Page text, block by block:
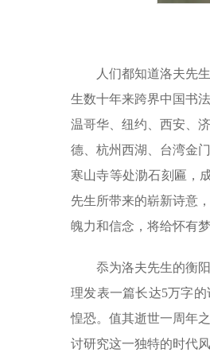
人们都知道洛夫先生
生数十年来跨界中国书
温哥华、纽约、西安、
德、杭州西湖、台湾金
寒山寺等处泐石刻匾，
先生所带来的崭新诗意
魄力和信念，将给怀有
忝为洛夫先生的衡阳
理发表一篇长达5万字
惶恐。值其逝世一周年
讨研究这一独特的时代风